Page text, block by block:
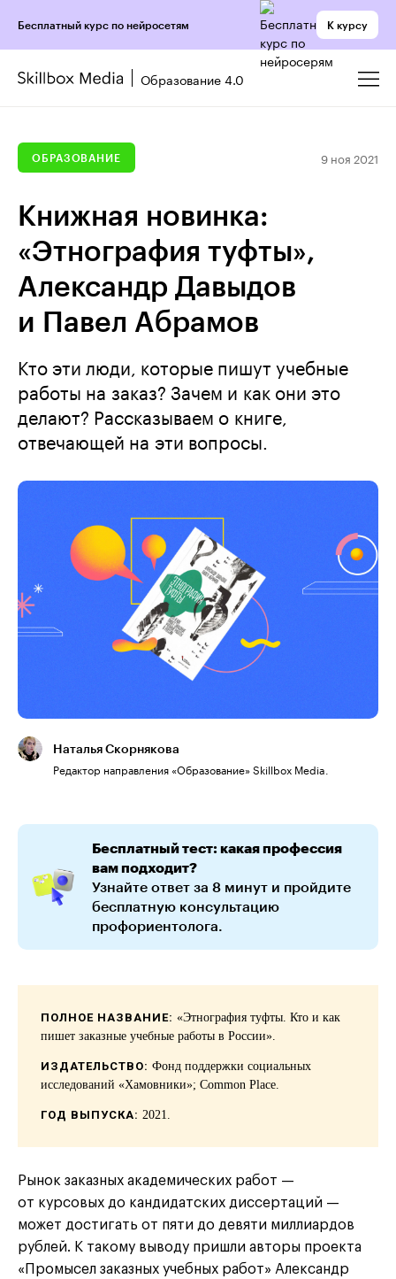
Бесплатный курс по нейросетям К курсу
Образование 4.0
ОБРАЗОВАНИЕ 9 ноя 2021
Книжная новинка:
«Этнография туфты»,
Александр Давыдов
и Павел Абрамов
Кто эти люди, которые пишут учебные
работы на заказ? Зачем и как они это
делают? Рассказываем о книге,
отвечающей на эти вопросы.
Наталья Скорнякова
Редактор направления «Образование» Skillbox Media.
Бесплатный тест: какая профессия
вам подходит?
Узнайте ответ за 8 минут и пройдите
бесплатную консультацию
профориентолога.
ПОЛНОЕ НАЗВАНИЕ: «Этнография туфты. Кто и как
пишет заказные учебные работы в России».
ИЗДАТЕЛЬСТВО: Фонд поддержки социальных
исследований «Хамовники»; Common Place.
ГОД ВЫПУСКА: 2021.
Рынок заказных академических работ —
от курсовых до кандидатских диссертаций —
может достигать от пяти до девяти миллиардов
рублей. К такому выводу пришли авторы проекта
«Промысел заказных учебных работ» Александр